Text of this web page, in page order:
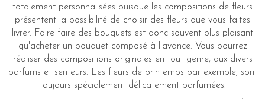
totalement personnalisées puisque les compositions de fleurs
présentent la possibilité de choisir des fleurs que vous faites
livrer. Faire faire des bouquets est donc souvent plus plaisant
qu'acheter un bouquet composé à l'avance. Vous pourrez
réaliser des compositions originales en tout genre, aux divers
parfums et senteurs. Les fleurs de printemps par exemple, sont
toujours spécialement délicatement parfumées.